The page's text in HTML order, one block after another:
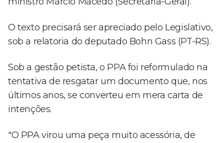
O texto precisará ser apreciado pelo Legislativo,
sob a relatoria do deputado Bohn Gass (PT-RS).
Sob a gestão petista, o PPA foi reformulado na
tentativa de resgatar um documento que, nos
últimos anos, se converteu em mera carta de
intenções.
"O PPA virou uma peça muito acessória, de